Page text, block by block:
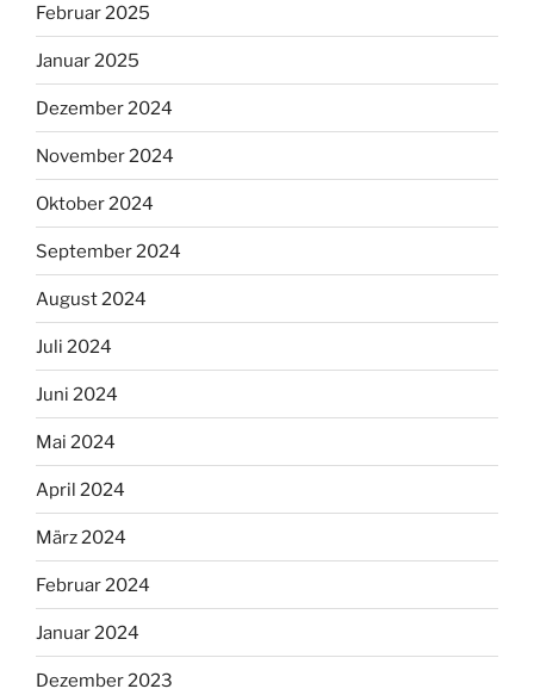
Februar 2025
Januar 2025
Dezember 2024
November 2024
Oktober 2024
September 2024
August 2024
Juli 2024
Juni 2024
Mai 2024
April 2024
März 2024
Februar 2024
Januar 2024
Dezember 2023